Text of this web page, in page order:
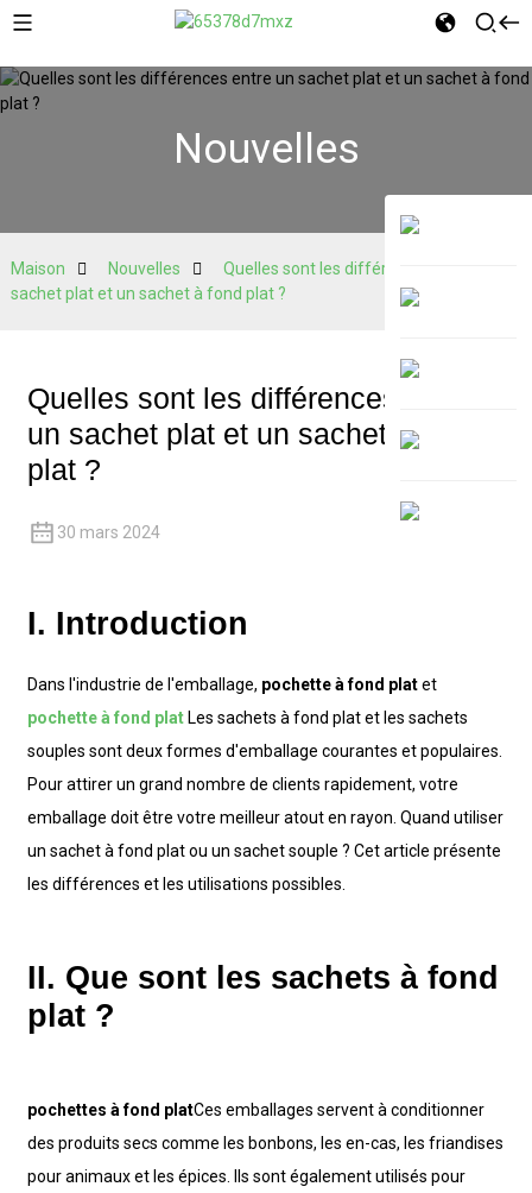
Nouvelles
Maison Nouvelles
Quelles sont les différences entre un
sachet plat et un sachet à fond plat ?
Quelles sont les différences entre
un sachet plat et un sachet à fond
plat ?
30 mars 2024
I. Introduction
Dans l'industrie de l'emballage, pochette à fond platet
pochette à fond plat Les sachets à fond plat et les sachets
souples sont deux formes d'emballage courantes et populaires.
Pour attirer un grand nombre de clients rapidement, votre
emballage doit être votre meilleur atout en rayon. Quand utiliser
un sachet à fond plat ou un sachet souple ? Cet article présente
les différences et les utilisations possibles.
II. Que sont les sachets à fond
plat ?
pochettes à fond platCes emballages servent à conditionner
des produits secs comme les bonbons, les en-cas, les friandises
pour animaux et les épices. Ils sont également utilisés pour